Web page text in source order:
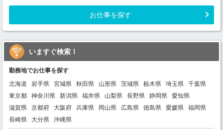
お仕事を探す
いますぐ検索！
勤務地でお仕事を探す
北海道
岩手県 宮城県 秋田県 山形県 茨城県 栃木県 埼玉県
千葉県
東京都
神奈川県 新潟県 福井県 山梨県 長野県 静岡県
愛知県
滋賀県
京都府 大阪府 兵庫県 岡山県 広島県 徳島県 愛媛県
福岡県
長崎県
大分県 沖縄県